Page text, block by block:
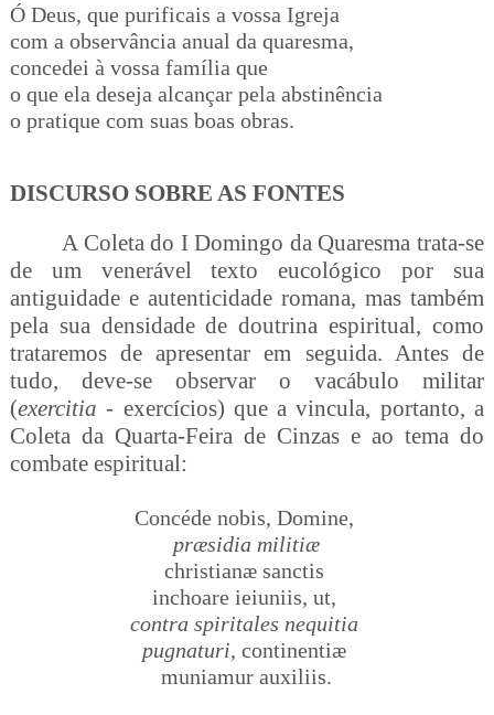
Ó Deus, que purificais a vossa Igreja
com a observância anual da quaresma,
concedei à vossa família que
o que ela deseja alcançar pela abstinência
o pratique com suas boas obras.
DISCURSO SOBRE AS FONTES
A Coleta do I Domingo da Quaresma trata-se
de um venerável texto eucológico por sua
antiguidade e autenticidade romana, mas também
pela sua densidade de doutrina espiritual, como
trataremos de apresentar em seguida. Antes de
tudo, deve-se observar o vacábulo militar
(exercitia - exercícios) que a vincula, portanto, a
Coleta da Quarta-Feira de Cinzas e ao tema do
combate espiritual:
Concéde nobis, Domine,
præsidia militiæ
christianæ sanctis
inchoare ieiuniis, ut,
contra spiritales nequitia
pugnaturi, continentiæ
muniamur auxiliis.